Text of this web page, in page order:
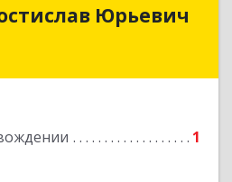
Юрьевич
1
Ненецкий АО, Ноябрьск г,